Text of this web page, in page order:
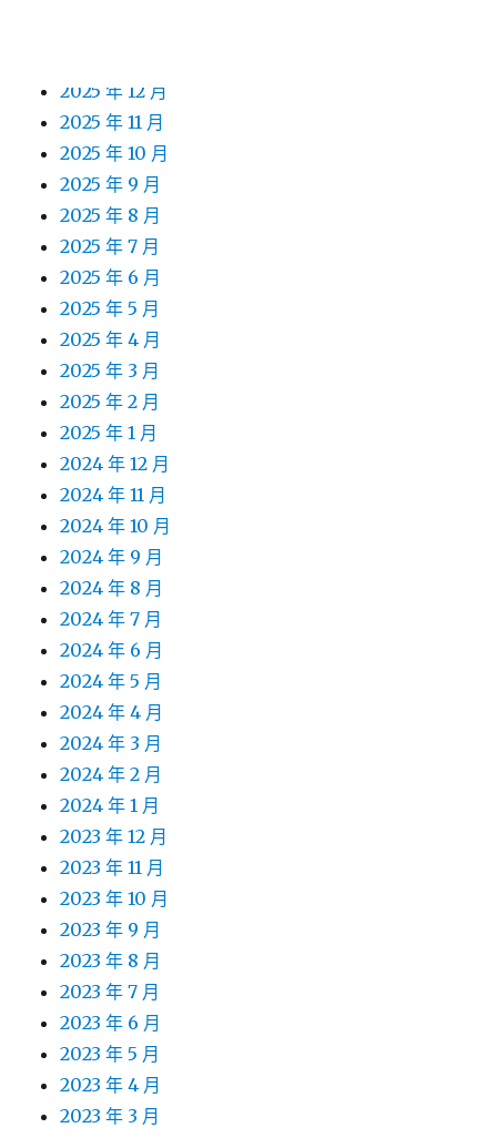
2025 年 12 月
2025 年 11 月
2025 年 10 月
2025 年 9 月
2025 年 8 月
2025 年 7 月
2025 年 6 月
2025 年 5 月
2025 年 4 月
2025 年 3 月
2025 年 2 月
2025 年 1 月
2024 年 12 月
2024 年 11 月
2024 年 10 月
2024 年 9 月
2024 年 8 月
2024 年 7 月
2024 年 6 月
2024 年 5 月
2024 年 4 月
2024 年 3 月
2024 年 2 月
2024 年 1 月
2023 年 12 月
2023 年 11 月
2023 年 10 月
2023 年 9 月
2023 年 8 月
2023 年 7 月
2023 年 6 月
2023 年 5 月
2023 年 4 月
2023 年 3 月